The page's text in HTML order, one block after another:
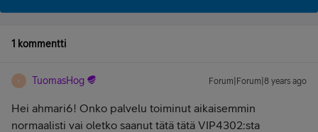
1 kommentti
T TuomasHog Forum|Forum|8 years ago
Hei ahmari6! Onko palvelu toiminut aikaisemmin
normaalisti vai oletko saanut tätä tätä VIP4302:sta